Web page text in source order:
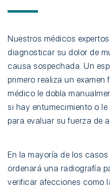
Nuestros médicos
diagnosticar su dolor de
causa sospechada. Un
primero realiza un examen
médico le dobla
si hay entumecimiento o
para evaluar su fuerza de
En la mayoría de los
ordenará una radiografía
verificar afecciones como